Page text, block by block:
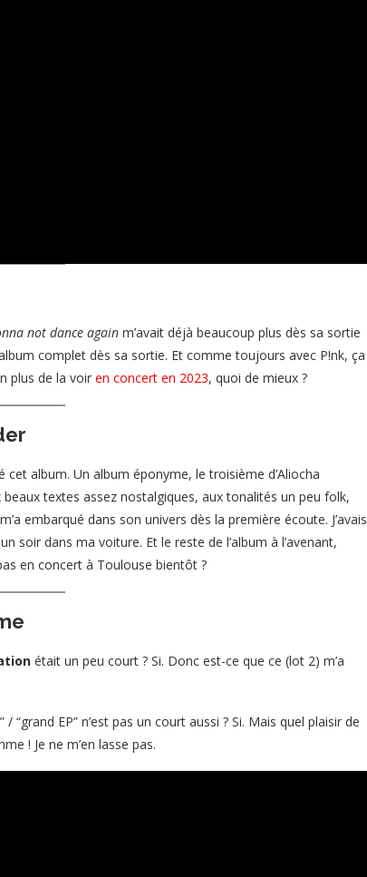
not dance again m’avait déjà beaucoup plus dès sa sortie
complet dès sa sortie. Et comme toujours avec P!nk, ça
plus de la voir en concert en 2023, quoi de mieux ?
album. Un album éponyme, le troisième d’Aliocha
textes assez nostalgiques, aux tonalités un peu folk,
embarqué dans son univers dès la première écoute. J’avais
soir dans ma voiture. Et le reste de l’album à l’avenant,
en concert à Toulouse bientôt ?
était un peu court ? Si. Donc est-ce que ce (lot 2) m’a
/ “grand EP” n’est pas un court aussi ? Si. Mais quel plaisir de
! Je ne m’en lasse pas.